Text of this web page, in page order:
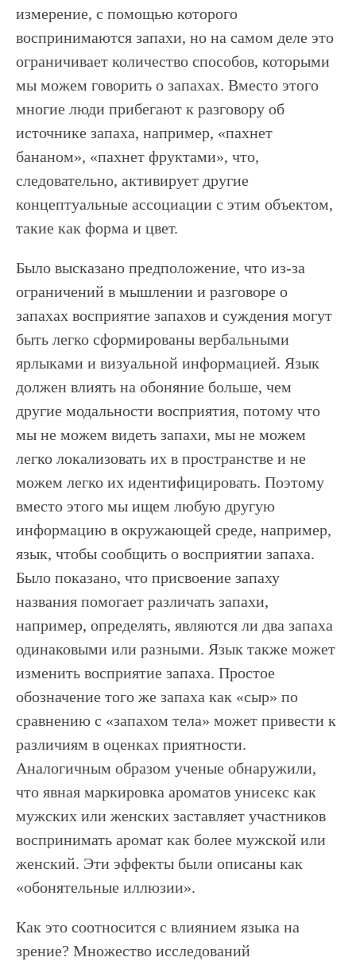
измерение, с помощью которого
воспринимаются запахи, но на самом деле это
ограничивает количество способов, которыми
мы можем говорить о запахах. Вместо этого
многие люди прибегают к разговору об
источнике запаха, например, «пахнет
бананом», «пахнет фруктами», что,
следовательно, активирует другие
концептуальные ассоциации с этим объектом,
такие как форма и цвет.
Было высказано предположение, что из-за
ограничений в мышлении и разговоре о
запахах восприятие запахов и суждения могут
быть легко сформированы вербальными
ярлыками и визуальной информацией. Язык
должен влиять на обоняние больше, чем
другие модальности восприятия, потому что
мы не можем видеть запахи, мы не можем
легко локализовать их в пространстве и не
можем легко их идентифицировать. Поэтому
вместо этого мы ищем любую другую
информацию в окружающей среде, например,
язык, чтобы сообщить о восприятии запаха.
Было показано, что присвоение запаху
названия помогает различать запахи,
например, определять, являются ли два запаха
одинаковыми или разными. Язык также может
изменить восприятие запаха. Простое
обозначение того же запаха как «сыр» по
сравнению с «запахом тела» может привести к
различиям в оценках приятности.
Аналогичным образом ученые обнаружили,
что явная маркировка ароматов унисекс как
мужских или женских заставляет участников
воспринимать аромат как более мужской или
женский. Эти эффекты были описаны как
«обонятельные иллюзии».
Как это соотносится с влиянием языка на
зрение? Множество исследований